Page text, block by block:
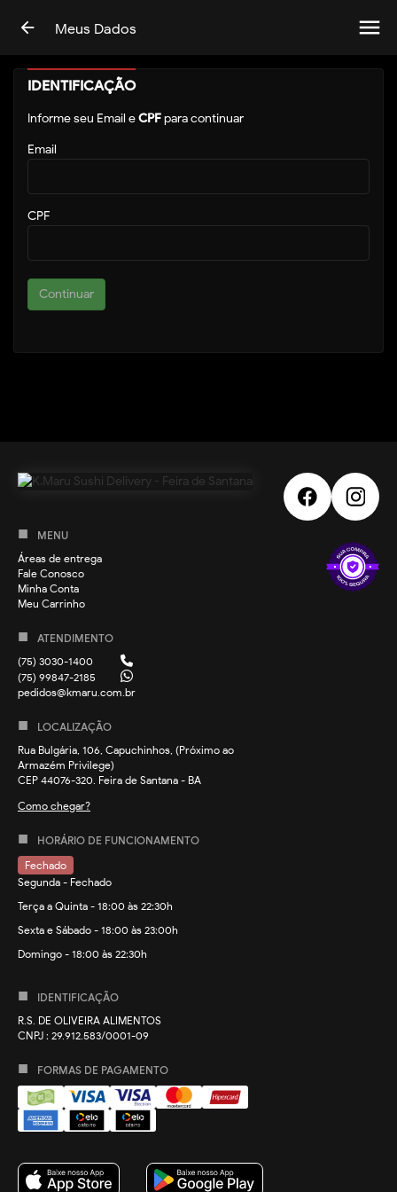
menu
arrow_back Meus Dados
IDENTIFICAÇÃO
Informe seu Email eCPFpara continuar
Email
CPF
Continuar
MENU
Áreas de entrega
Fale Conosco
Minha Conta
Meu Carrinho
ATENDIMENTO
(75) 3030-1400
(75) 99847-2185
pedidos@kmaru.com.br
LOCALIZAÇÃO
Rua Bulgária, 106, Capuchinhos, (Próximo ao
Armazém Privilege)
CEP 44076-320. Feira de Santana - BA
Como chegar?
HORÁRIO DE FUNCIONAMENTO
Fechado
Segunda - Fechado
Terça a Quinta - 18:00 às 22:30h
Sexta e Sábado - 18:00 às 23:00h
Domingo - 18:00 às 22:30h
IDENTIFICAÇÃO
R.S. DE OLIVEIRA ALIMENTOS
CNPJ : 29.912.583/0001-09
FORMAS DE PAGAMENTO